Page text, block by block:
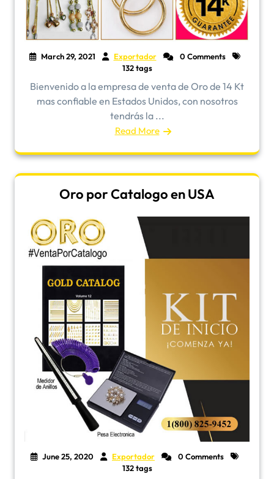
March 29, 2021 Exportador
0 Comments
132 tags
Bienvenido a la empresa de venta de Oro de 14 Kt
mas confiable en Estados Unidos, con nosotros
tendrás la ...
Read More
Oro por Catalogo en USA
June 25, 2020 Exportador
0 Comments
132 tags